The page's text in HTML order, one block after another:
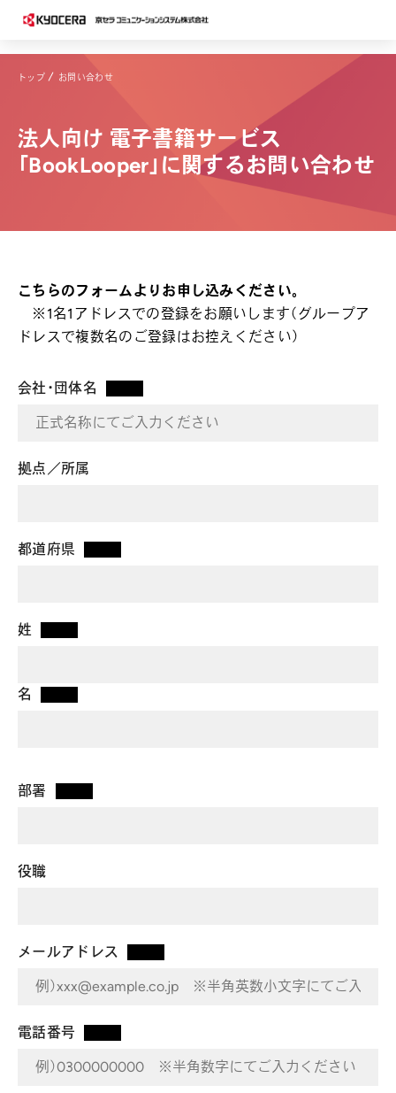
トップ お問い合わせ
法人向け 電子書籍サービス
「BookLooper」に関するお問い合わせ
こちらのフォームよりお申し込みください。
※1名1アドレスでの登録をお願いします（グループア
ドレスで複数名のご登録はお控えください）
会社・団体名
拠点／所属
都道府県
姓
名
部署
役職
メールアドレス
電話番号